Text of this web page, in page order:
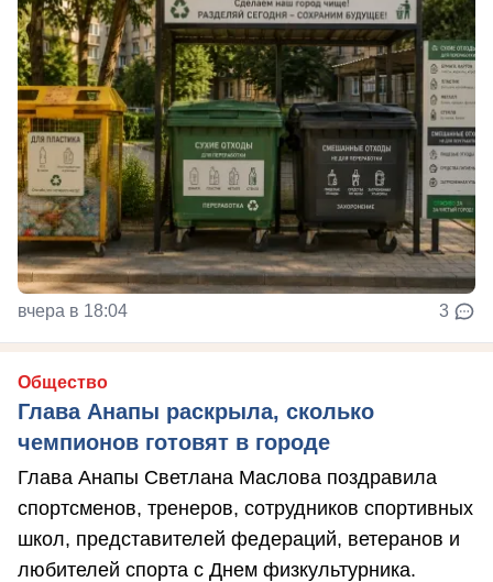
вчера в 18:04 3
Общество
Глава Анапы раскрыла, сколько
чемпионов готовят в городе
Глава Анапы Светлана Маслова поздравила
спортсменов, тренеров, сотрудников спортивных
школ, представителей федераций, ветеранов и
любителей спорта с Днем физкультурника.